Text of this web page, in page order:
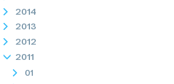
2014
2013
2012
2011
01